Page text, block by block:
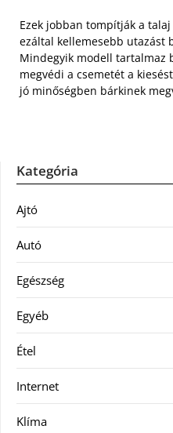
Ezek jobban tompítják a
ezáltal kellemesebb utazást
Mindegyik modell tartalmaz
megvédi a csemetét a
jó minőségben bárkinek
Kategória
Ajtó
Autó
Egészség
Egyéb
Étel
Internet
Klíma